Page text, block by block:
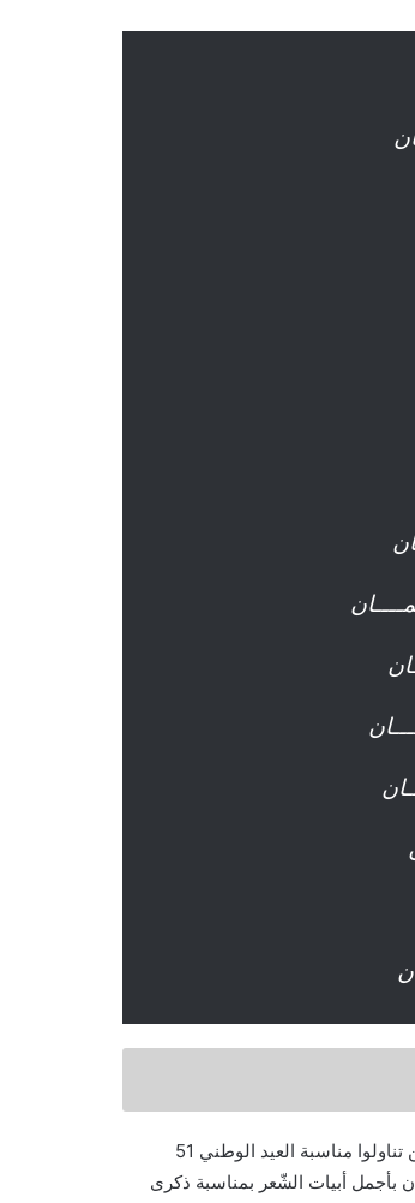
تُعرف سلطنة عُمان بلسانها العربي الفصيح، وتحتوي على عدد واسع من الشّعراء الذين تناولوا مناسبة العيد الوطني 51
بأجمل أبيات الشّعر بمناسبة ذكرى